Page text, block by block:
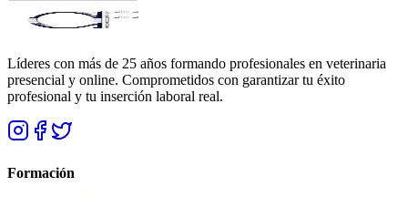
Líderes con más de 25 años formando profesionales en veterinaria
presencial y online. Comprometidos con garantizar tu éxito
profesional y tu inserción laboral real.
Formación